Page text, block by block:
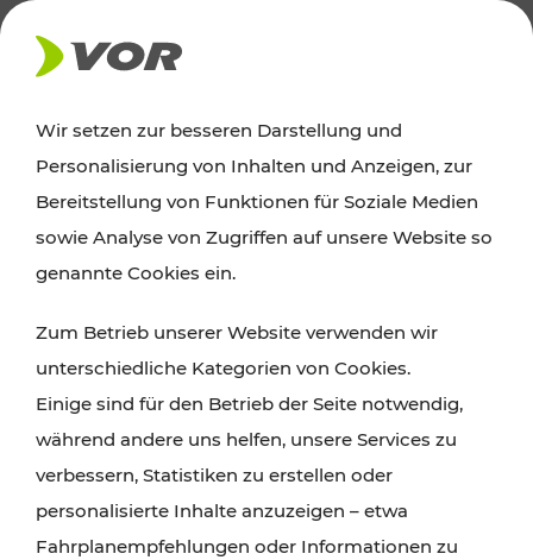
AKTUELLES
News
Alle wichtigen Meldungen zu Fahrplanänderungen,
finden Sie hier im Überblick.
Wir setzen zur besseren Darstellung und
Personalisierung von Inhalten und Anzeigen, zur
Bereitstellung von Funktionen für Soziale Medien
sowie Analyse von Zugriffen auf unsere Website so
genannte Cookies ein.
Zum Betrieb unserer Website verwenden wir
unterschiedliche Kategorien von Cookies.
Einige sind für den Betrieb der Seite notwendig,
während andere uns helfen, unsere Services zu
verbessern, Statistiken zu erstellen oder
personalisierte Inhalte anzuzeigen – etwa
Fahrplanempfehlungen oder Informationen zu